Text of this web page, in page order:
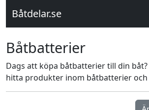
Båtdelar.se
Båtbatterier
Dags att köpa båtbatterier till din
hitta produkter inom båtbatterier